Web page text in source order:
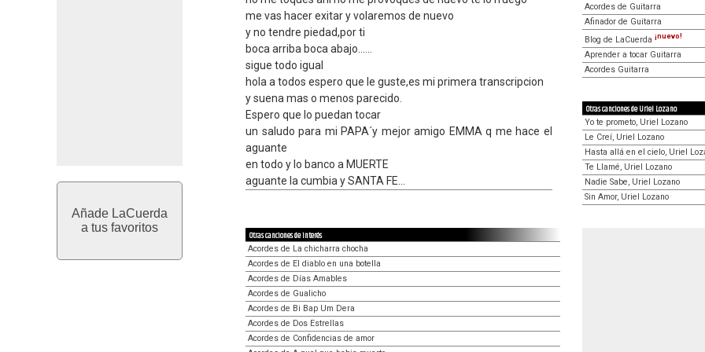
Añade LaCuerda
a tus favoritos
me vas hacer exitar y volaremos de nuevo
y no tendre piedad,por ti
boca arriba boca abajo......
sigue todo igual
hola a todos espero que le guste,es mi primera transcripcion
y suena mas o menos parecido.
Espero que lo puedan tocar
un saludo para mi PAPA´y mejor amigo EMMA q me hace el
aguante
en todo y lo banco a MUERTE
aguante la cumbia y SANTA FE...
Acordes de Guitarra
Afinador de Guitarra
Blog de LaCuerda ¡nuevo!
Aprender a tocar Guitarra
Acordes Guitarra
Otras canciones de Uriel Lozano
Yo te prometo, Uriel Lozano
Le Creí, Uriel Lozano
Hasta allá en el cielo, Uriel
Te Llamé, Uriel Lozano
Nadie Sabe, Uriel Lozano
Sin Amor, Uriel Lozano
Otras canciones de interés
Acordes de La chicharra chocha
Acordes de El diablo en una botella
Acordes de Días Amables
Acordes de Gualicho
Acordes de Bi Bap Um Dera
Acordes de Dos Estrellas
Acordes de Confidencias de amor